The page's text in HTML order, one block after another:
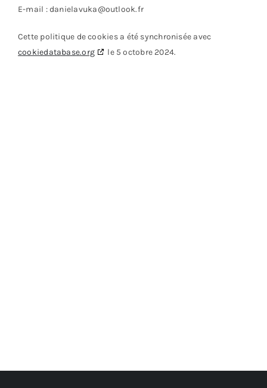
E-mail :danielavuka@outlook.fr
Cette politique de cookies a été synchronisée avec
cookiedatabase.org
le 5 octobre 2024.